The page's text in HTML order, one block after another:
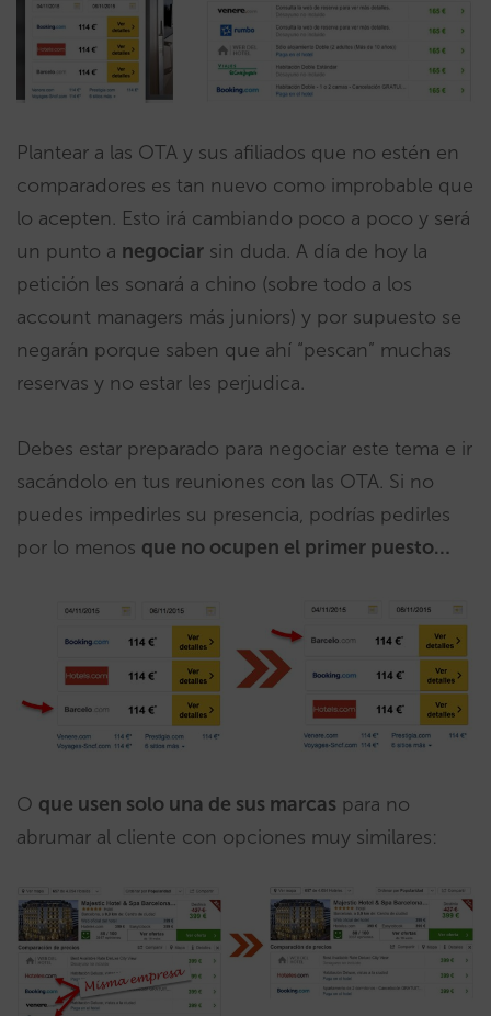
Plantear a las OTA y sus afiliados que no estén en
comparadores es tan nuevo como improbable que
lo acepten. Esto irá cambiando poco a poco y será
un punto a negociar sin duda. A día de hoy la
petición les sonará a chino (sobre todo a los
account managers más juniors) y por supuesto se
negarán porque saben que ahí “pescan” muchas
reservas y no estar les perjudica.
Debes estar preparado para negociar este tema e ir
sacándolo en tus reuniones con las OTA. Si no
puedes impedirles su presencia, podrías pedirles
por lo menos que no ocupen el primer puesto…
O que usen solo una de sus marcas para no
abrumar al cliente con opciones muy similares: